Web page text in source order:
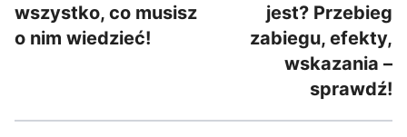
wszystko, co musisz
o nim wiedzieć!
jest? Przebieg
zabiegu, efekty,
wskazania –
sprawdź!